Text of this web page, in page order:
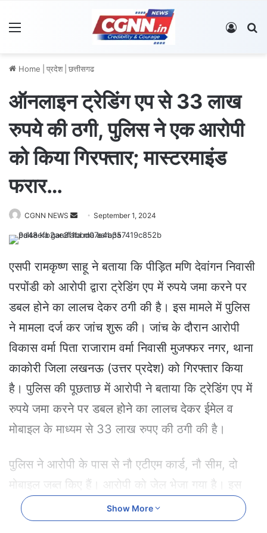
Log In
Home प्रदेश छत्तीसगढ
ऑनलाइन ट्रेडिंग एप से 33 लाख
रुपये की ठगी, पुलिस ने एक आरोपी
को किया गिरफ्तार; मास्टरमाइंड
फरार…
CGNN NEWS
e
a
n
e
a
i
September 1, 2024
एसपी रामकृष्ण साहू ने बताया कि पीड़ित मणि देवांगन निवासी
परपोंडी को आरोपी द्वारा ट्रेडिंग एप में रुपये जमा करने पर
डबल होने का लालच देकर ठगी की है। इस मामले में पुलिस
ने मामला दर्ज कर जांच शुरू की। जांच के दौरान आरोपी
विकास वर्मा पिता राजाराम वर्मा निवासी मुजफ्फर नगर, थाना
काकोरी जिला लखनऊ (उत्तर प्रदेश) को गिरफ्तार किया
है। पुलिस की पूछताछ में आरोपी ने बताया कि ट्रेडिंग एप में
रुपये जमा करने पर डबल होने का लालच देकर ईमेल व
मोबाइल के माध्यम से 33 लाख रुपए की ठगी की है।
पुलिस ने आरोपी के पास से नौ एटीएम कार्ड, नौ सीम, दो
मोबाइल जब्त किए हैं। आरोपी को जेल भेजा गया है। इस
मामले में एक अन्य आरोपी फरार है, जो वारदात का मास्टर
माइंड है। यूपी में फरार आरोपी के बारे में खोजबीन चल रही
Show More